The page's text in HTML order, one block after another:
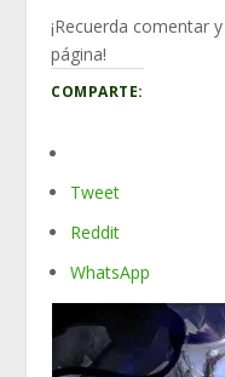
¡Recuerda comentar
página!
COMPARTE:
Tweet
Reddit
WhatsApp